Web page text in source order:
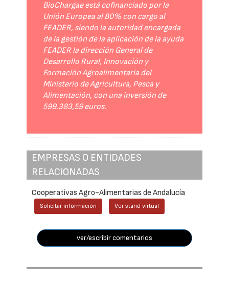
BioChargae está cofinanciado por la
Unión Europea al 80% con cargo al
FEADER, siendo la autoridad encargada
de la gestión de la aplicación de la ayuda
FEADER la dirección General de
Desarrollo Rural, Innovación y
Formación Agroalimentaria del
Ministerio de Agricultura, Pesca y
Alimentación, con una inversión de
599.383,59 euros.
EMPRESAS O ENTIDADES
RELACIONADAS
Cooperativas Agro-Alimentarias de Andalucía
Solicitar información Ver stand virtual
ver/escribir comentarios